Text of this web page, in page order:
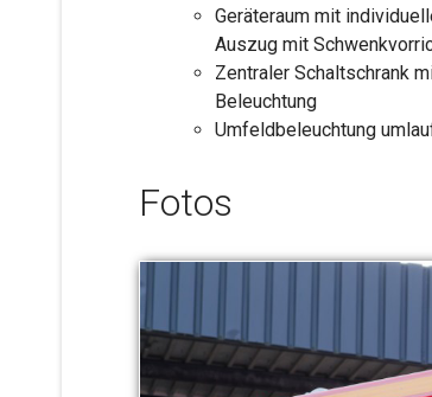
Geräteraum mit
Auszug mit
Zentraler Schaltschrank
Beleuchtung
Umfeldbeleuchtung
Fotos